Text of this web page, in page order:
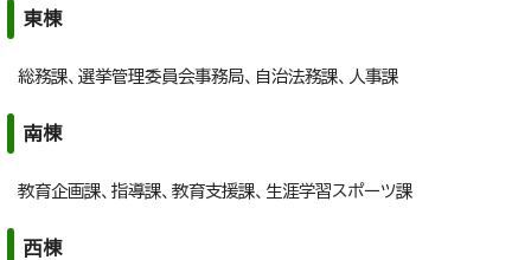
東棟
総務課、選挙管理委員会事務局、自治法務課、人事課
南棟
教育企画課、指導課、教育支援課、生涯学習スポーツ課
西棟